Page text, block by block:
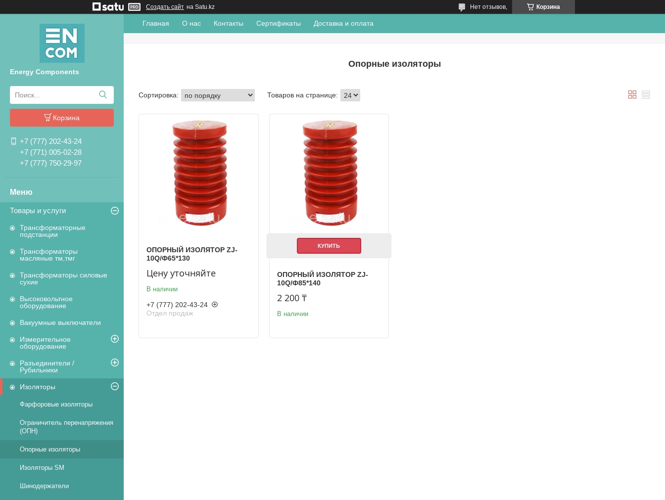
Создать сайт на Satu.kz Корзина
Нет отзывов,
Energy Components
Корзина
+7 (777) 202-43-24
+7 (771) 005-02-28
+7 (777) 750-29-97
Товары и услуги
Трансформаторные
подстанции
Трансформаторы
масляные тм,тмг
Трансформаторы силовые
сухие
Высоковольтное
оборудование
Вакуумные выключатели
Измерительное
оборудование
Разъединители /
Рубильники
Изоляторы
Фарфоровые изоляторы
Ограничитель перенапряжения
(ОПН)
Опорные изоляторы
Изоляторы SM
Шинодержатели
Главная О нас Контакты Сертификаты Доставка и оплата
Опорные изоляторы
ОПОРНЫЙ ИЗОЛЯТОР ZJ-
10Q/Ф65*130
Цену уточняйте
В наличии
+7 (777) 202-43-24
Отдел продаж
КУПИТЬ
ОПОРНЫЙ ИЗОЛЯТОР ZJ-
10Q/Ф85*140
2 200 ₸
В наличии